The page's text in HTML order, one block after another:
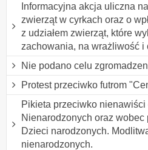
Informacyjna akcja uliczna
zwierząt w cyrkach oraz o
z udziałem zwierząt, które
zachowania, na wrażliwość i
Nie podano celu
Protest przeciwko futrom
Pikieta przeciwko nienawiści
Nienarodzonych oraz
Dzieci narodzonych.
nienarodzonych.